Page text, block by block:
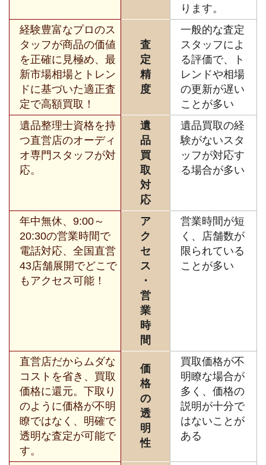
ります。
経験豊富なプロのス
タッフが商品の価値
を正確に見極め、最
新市場相場とトレン
ドに基づいた適正査
定で高額買取！
査
定
精
度
一般的な査定
スタッフによ
る評価で、ト
レンドや相場
の更新が遅い
ことが多い
遺品整理士資格を持
つ直営店のオーディ
オ専門スタッフが対
応。
遺
品
買
取
対
応
遺品買取の経
験がないスタ
ッフが対応す
る場合が多い
年中無休、9:00～
20:30の営業時間で
電話対応、全国直営
43店舗展開でどこで
もアクセス可能！
ア
ク
セ
ス
・
営
業
時
間
営業時間が短
く、店舗数が
限られている
ことが多い
直営店だからムダな
コストを省き、買取
価格に還元。下取り
のように価格が不明
瞭ではなく、明確で
透明な査定が可能で
す。
価
格
の
透
明
性
買取価格が不
明瞭な場合が
多く、価格の
説明が十分で
はないことが
ある